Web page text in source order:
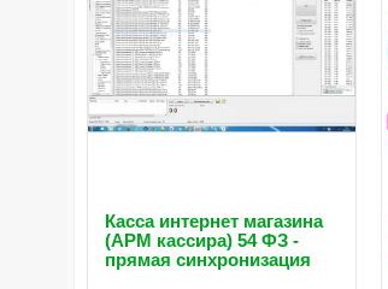
Касса интернет магазина
(АРМ кассира) 54 ФЗ -
прямая синхронизация